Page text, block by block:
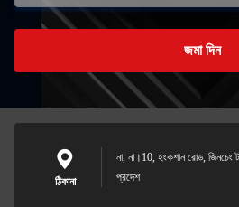
জমা দিন
ঠিকানা
না, না।10, হংকশান রোড, জিনচেং
প্রদেশ